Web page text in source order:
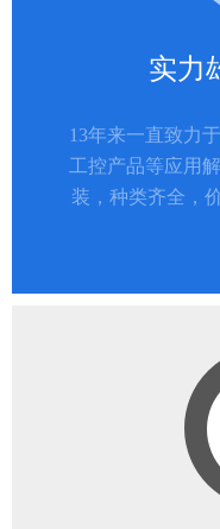
实力
13年来一直致力
工控产品等应用
装，种类齐全，